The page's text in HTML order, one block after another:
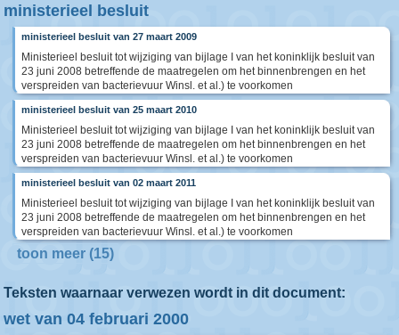
ministerieel besluit
ministerieel besluit van 27 maart 2009
Ministerieel besluit tot wijziging van bijlage I van het koninklijk besluit van
23 juni 2008 betreffende de maatregelen om het binnenbrengen en het
verspreiden van bacterievuur Winsl. et al.) te voorkomen
ministerieel besluit van 25 maart 2010
Ministerieel besluit tot wijziging van bijlage I van het koninklijk besluit van
23 juni 2008 betreffende de maatregelen om het binnenbrengen en het
verspreiden van bacterievuur Winsl. et al.) te voorkomen
ministerieel besluit van 02 maart 2011
Ministerieel besluit tot wijziging van bijlage I van het koninklijk besluit van
23 juni 2008 betreffende de maatregelen om het binnenbrengen en het
verspreiden van bacterievuur Winsl. et al.) te voorkomen
toon meer (15)
Teksten waarnaar verwezen wordt in dit document:
wet van 04 februari 2000